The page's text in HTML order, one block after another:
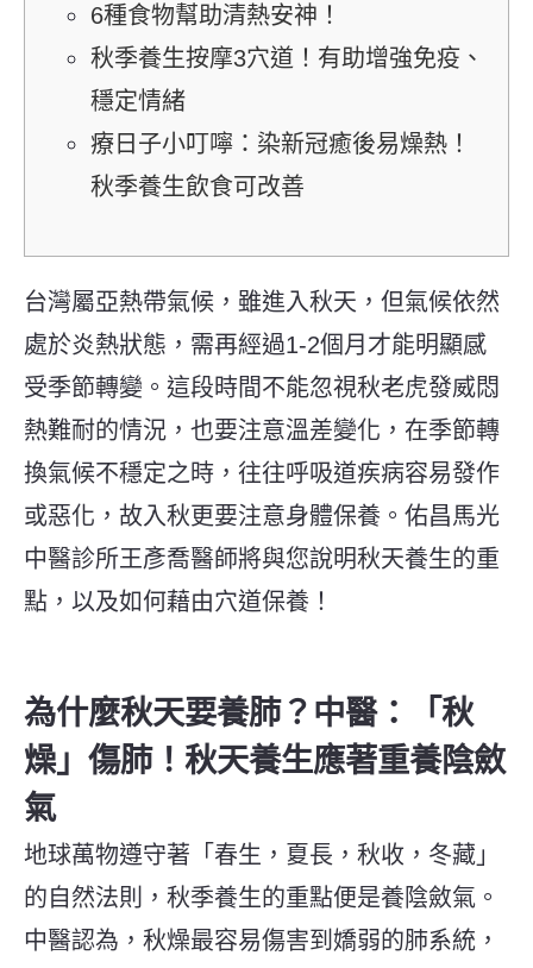
6種食物幫助清熱安神！
秋季養生按摩3穴道！有助增強免疫、
穩定情緒
療日子小叮嚀：染新冠癒後易燥熱！
秋季養生飲食可改善
台灣屬亞熱帶氣候，雖進入秋天，但氣候依然
處於炎熱狀態，需再經過1-2個月才能明顯感
受季節轉變。這段時間不能忽視秋老虎發威悶
熱難耐的情況，也要注意溫差變化，在季節轉
換氣候不穩定之時，往往呼吸道疾病容易發作
或惡化，故入秋更要注意身體保養。 佑昌馬光
中醫診所王彥喬醫師將與您說明秋天養生的重
點，以及如何藉由穴道保養！
為什麼秋天要養肺？中醫：「秋
燥」傷肺！秋天養生應著重養陰斂
氣
地球萬物遵守著「春生，夏長，秋收，冬藏」
的自然法則，秋季養生的重點便是養陰斂氣。
中醫認為，秋燥最容易傷害到嬌弱的肺系統，